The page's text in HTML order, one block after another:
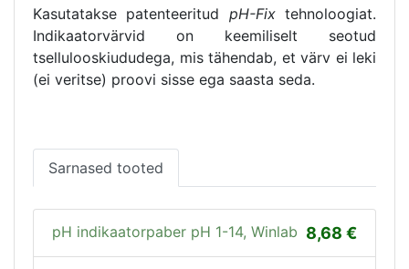
Kasutatakse patenteeritud pH-Fixtehnoloogiat.
Indikaatorvärvid on keemiliselt seotud
tsellulooskiududega, mis tähendab, et värv ei leki
(ei veritse) proovi sisse ega saasta seda.
Sarnased tooted
8,68
pH indikaatorpaber pH 1-14, Winlab